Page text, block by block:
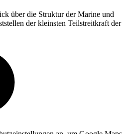
über die Struktur der Marine und
der kleinsten Teilstreitkraft der